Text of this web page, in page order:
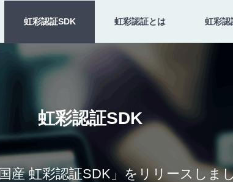
虹彩認証SDK 虹彩認証とは 虹彩認
虹彩認証SDK
産 虹彩認証SDK」をリリースしま